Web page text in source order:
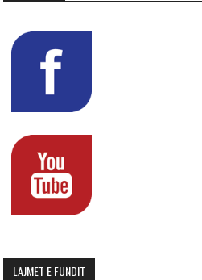
LAJMET E FUNDIT